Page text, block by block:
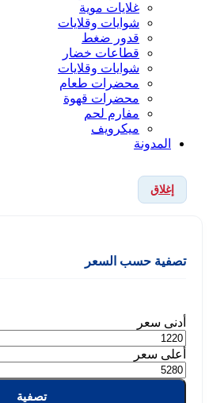
غلايات موية
شوايات وقلايات
قدور ضغط
قطاعات خضار
شوايات وقلايات
محضرات طعام
محضرات قهوة
مفارم لحم
ميكرويف
المدونة
إغلاق
تصفية حسب السعر
أدنى سعر
أعلى سعر
تصفية